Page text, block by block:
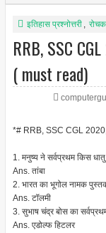
इतिहास प्रश्नोत्तरी ,
RRB, SSC
( must read)
*# RRB, SSC CGL
1. मनुष्य ने सर्वप्रथम किस
Ans. तांबा
2. भारत का भूगोल नामक
Ans. टॉलमी
3. सुभाष चंद्र बोस का
Ans. एडोल्फ हिटलर